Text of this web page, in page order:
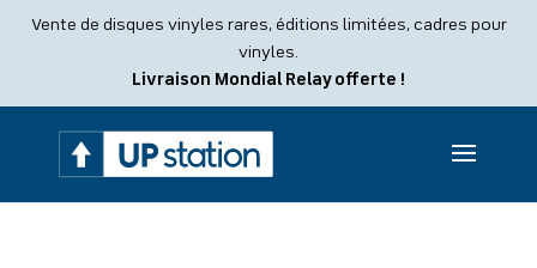
Vente de disques vinyles rares, éditions limitées, cadres pour
vinyles.
Livraison Mondial Relay offerte !